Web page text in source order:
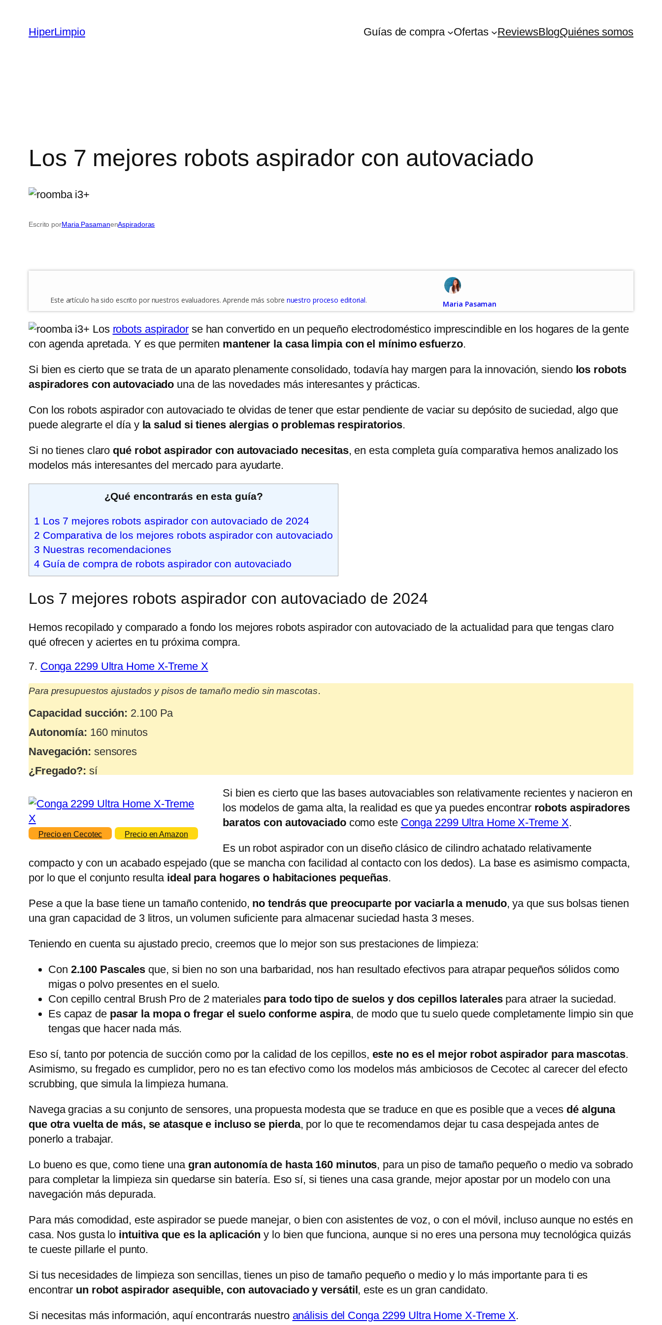
HiperLimpio Guías de compra Ofertas ReviewsBlogQuiénes somos
Los 7 mejores robots aspirador con autovaciado
Escrito porMaria PasamanenAspiradoras
Este artículo ha sido escrito por nuestros evaluadores. Aprende más sobre nuestro proceso editorial. Maria Pasaman
Los robots aspiradorse han convertido en un pequeño electrodoméstico imprescindible en los hogares de la gente
con agenda apretada. Y es que permiten mantener la casa limpia con el mínimo esfuerzo.
Si bien es cierto que se trata de un aparato plenamente consolidado, todavía hay margen para la innovación, siendo los robots
aspiradores con autovaciado una de las novedades más interesantes y prácticas.
Con los robots aspirador con autovaciado te olvidas de tener que estar pendiente de vaciar su depósito de suciedad, algo que
puede alegrarte el día y la salud si tienes alergias o problemas respiratorios.
Si no tienes claro qué robot aspirador con autovaciado necesitas, en esta completa guía comparativa hemos analizado los
modelos más interesantes del mercado para ayudarte.
¿Qué encontrarás en esta guía?
1 Los 7 mejores robots aspirador con autovaciado de 2024
2 Comparativa de los mejores robots aspirador con autovaciado
3 Nuestras recomendaciones
4 Guía de compra de robots aspirador con autovaciado
Los 7 mejores robots aspirador con autovaciado de 2024
Hemos recopilado y comparado a fondo los mejores robots aspirador con autovaciado de la actualidad para que tengas claro
qué ofrecen y aciertes en tu próxima compra.
7. Conga 2299 Ultra Home X-Treme X
Para presupuestos ajustados y pisos de tamaño medio sin mascotas.
Capacidad succión: 2.100 Pa
Autonomía: 160 minutos
Navegación: sensores
¿Fregado?: sí
Precio en Cecotec Precio en Amazon
Si bien es cierto que las bases autovaciables son relativamente recientes y nacieron en
los modelos de gama alta, la realidad es que ya puedes encontrar robots aspiradores
baratos con autovaciadocomo este Conga 2299 Ultra Home X-Treme X.
Es un robot aspirador con un diseño clásico de cilindro achatado relativamente
compacto y con un acabado espejado (que se mancha con facilidad al contacto con los dedos). La base es asimismo compacta,
por lo que el conjunto resulta ideal para hogares o habitaciones pequeñas.
Pese a que la base tiene un tamaño contenido, no tendrás que preocuparte por vaciarla a menudo, ya que sus bolsas tienen
una gran capacidad de 3 litros, un volumen suficiente para almacenar suciedad hasta 3 meses.
Teniendo en cuenta su ajustado precio, creemos que lo mejor son sus prestaciones de limpieza:
Con 2.100 Pascales que, si bien no son una barbaridad, nos han resultado efectivos para atrapar pequeños sólidos como
migas o polvo presentes en el suelo.
Con cepillo central Brush Pro de 2 materialespara todo tipo de suelos y dos cepillos lateralespara atraer la suciedad.
Es capaz de pasar la mopa o fregar el suelo conforme aspira, de modo que tu suelo quede completamente limpio sin que
tengas que hacer nada más.
Eso sí, tanto por potencia de succión como por la calidad de los cepillos, este no es el mejor robot aspirador para mascotas.
Asimismo, su fregado es cumplidor, pero no es tan efectivo como los modelos más ambiciosos de Cecotec al carecer del efecto
scrubbing, que simula la limpieza humana.
Navega gracias a su conjunto de sensores, una propuesta modesta que se traduce en que es posible que a veces dé alguna
que otra vuelta de más, se atasque e incluso se pierda, por lo que te recomendamos dejar tu casa despejada antes de
ponerlo a trabajar.
Lo bueno es que, como tiene una gran autonomía de hasta 160 minutos, para un piso de tamaño pequeño o medio va sobrado
para completar la limpieza sin quedarse sin batería. Eso sí, si tienes una casa grande, mejor apostar por un modelo con una
navegación más depurada.
Para más comodidad, este aspirador se puede manejar, o bien con asistentes de voz, o con el móvil, incluso aunque no estés en
casa. Nos gusta lo intuitiva que es la aplicación y lo bien que funciona, aunque si no eres una persona muy tecnológica quizás
te cueste pillarle el punto.
Si tus necesidades de limpieza son sencillas, tienes un piso de tamaño pequeño o medio y lo más importante para ti es
encontrar un robot aspirador asequible, con autovaciado y versátil , este es un gran candidato.
Si necesitas más información, aquí encontrarás nuestro análisis del Conga 2299 Ultra Home X-Treme X.